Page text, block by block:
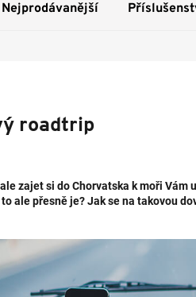
Nejprodávanější
roadtrip
zajet si do Chorvatska k moři
ale přesně je? Jak se na takovou